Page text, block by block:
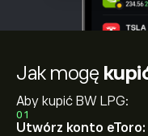
Jak mogę
Aby kupić BW LPG:
01
Utwórz konto eToro: